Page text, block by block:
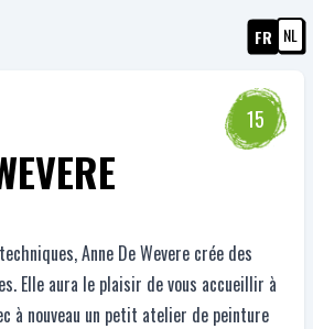
FR NL
15
Anne De Wevere crée des
Elle aura le plaisir de vous accueillir à
à nouveau un petit atelier de peinture